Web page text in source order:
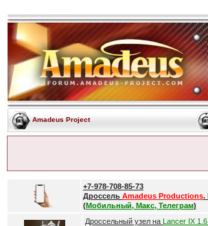
Amadeus Project
+7-978-708-85-73
Дроссель Amadeus Productions.
(Мобильный, Макс, Телеграм)
Дроссельный узел на Lancer IX